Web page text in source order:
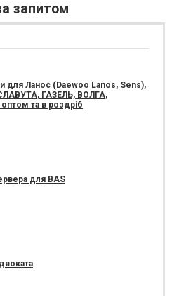
запитом
для Ланос (Daewoo Lanos, Sens),
ГАЗЕЛЬ, ВОЛГА,
та в роздріб
для BAS